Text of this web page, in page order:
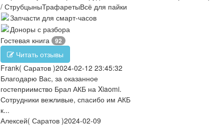
/ СтрубцыныТрафаретыВсё для пайки
Запчасти для смарт-часов
Доноры с разбора
Гостевая книга
92
Читать отзывы
Frank( Саратов )2024-02-12 23:45:32
Благодарю Вас, за оказанное
гостеприимство Брал АКБ на Xiaomi.
Сотрудники вежливые, спасибо им АКБ
к...
Алексей( Саратов )2024-02-09